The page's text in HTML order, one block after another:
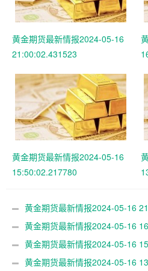
黄金期货最新情报2024-05-16
21:00:02.431523
黄金期货最新情报2024-05-16
15:50:02.217780
黄金期货最新情报2024-05-16
黄金期货最新情报2024-05-16
黄金期货最新情报2024-05-16
黄金期货最新情报2024-05-16